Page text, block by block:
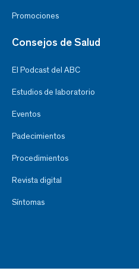
Promociones
Consejos de Salud
El Podcast del ABC
Estudios de laboratorio
Eventos
Padecimientos
Procedimientos
Revista digital
Síntomas